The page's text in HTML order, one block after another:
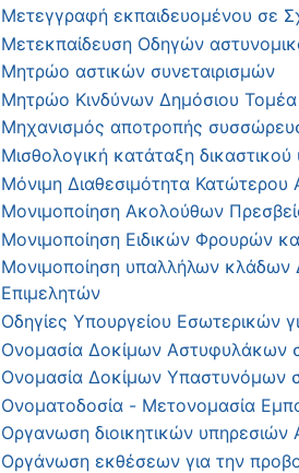
Μετεγγραφή εκπαιδευομένου σε
Μετεκπαίδευση Οδηγών
Μητρώο αστικών συνεταιρισμών
Μητρώο Κινδύνων Δημόσιου Τομέα
Μηχανισμός αποτροπής
Μισθολογική κατάταξη
Μόνιμη Διαθεσιμότητα
Μονιμοποίηση Ακολούθων
Μονιμοποίηση Ειδικών Φρουρών
Μονιμοποίηση υπαλλήλων κλάδων
Επιμελητών
Οδηγίες Υπουργείου Εσωτερικών
Ονομασία Δοκίμων Αστυφυλάκων
Ονομασία Δοκίμων Υπαστυνόμων
Ονοματοδοσία - Μετονομασία
Οργανωση διοικητικών υπηρεσιών
Οργάνωση εκθέσεων για την